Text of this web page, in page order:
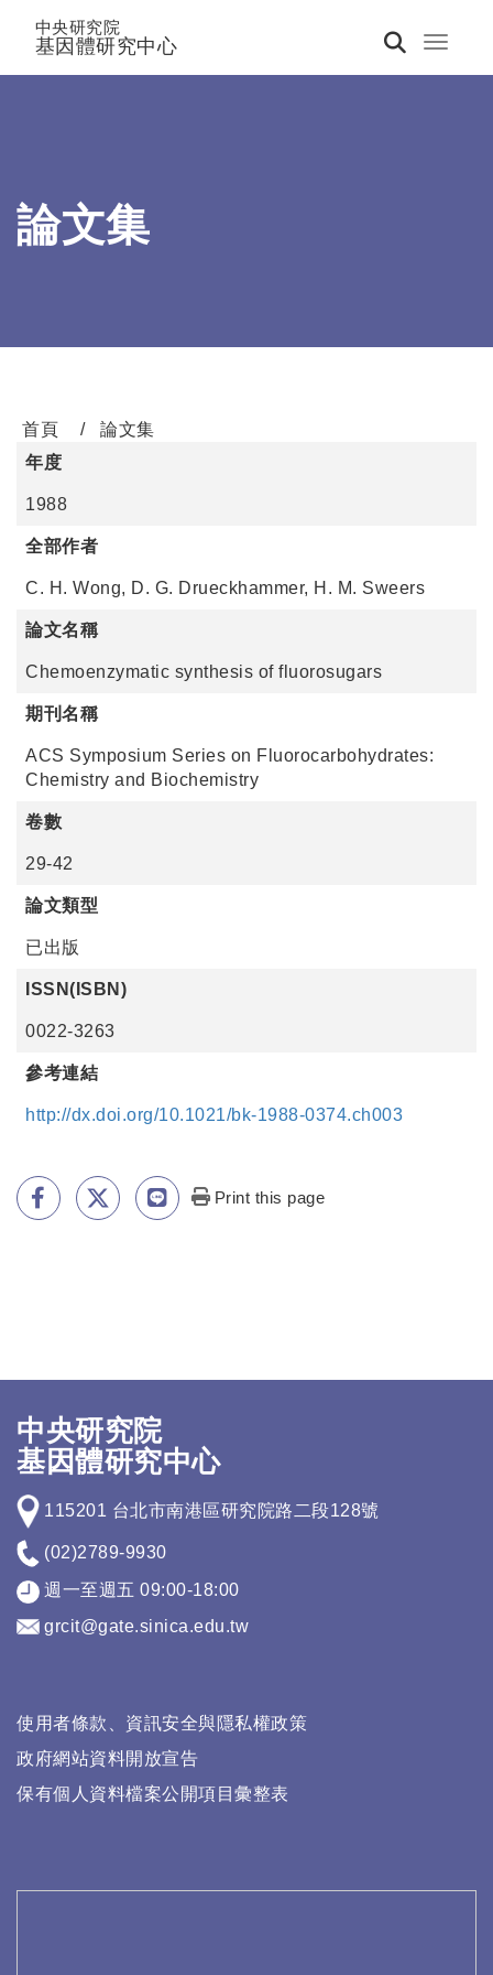
Toggle
中央研究院
基因體研究中心
論文集
首頁
論文集
年度
1988
全部作者
C. H. Wong, D. G. Drueckhammer, H. M. Sweers
論文名稱
Chemoenzymatic synthesis of fluorosugars
期刊名稱
ACS Symposium Series on Fluorocarbohydrates:
Chemistry and Biochemistry
卷數
29-42
論文類型
已出版
ISSN(ISBN)
0022-3263
參考連結
http://dx.doi.org/10.1021/bk-1988-0374.ch003
Print this page
中央研究院
基因體研究中心
115201 台北市南港區研究院路二段128號
(02)2789-9930
週一至週五 09:00-18:00
grcit@gate.sinica.edu.tw
使用者條款、資訊安全與隱私權政策
政府網站資料開放宣告
保有個人資料檔案公開項目彙整表